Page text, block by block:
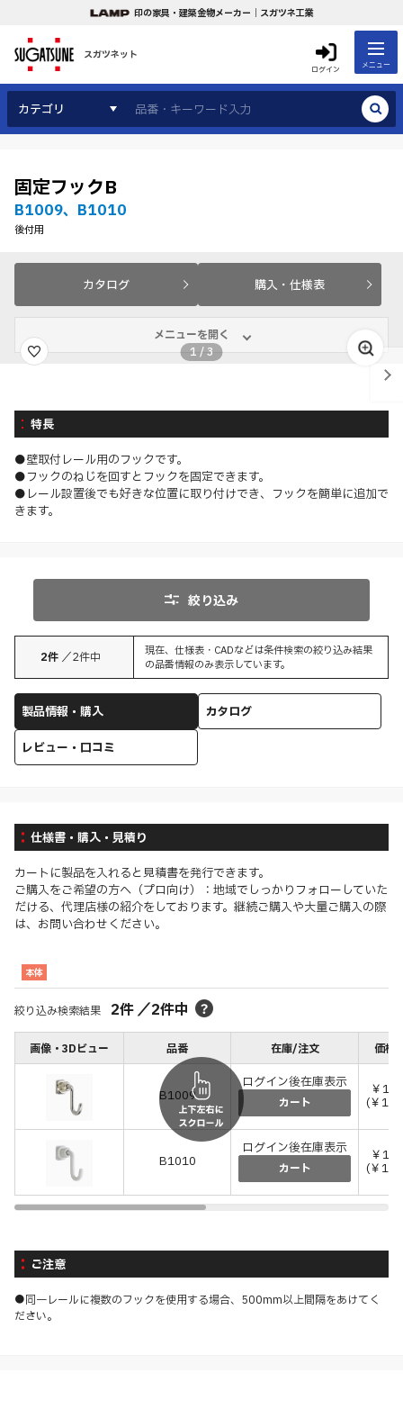
印の家具・建築金物メーカー｜スガツネ工業
スガツネット
ログイン メニュー
カテゴリ
固定フックB
B1009、B1010
後付用
カタログ 購入・仕様表
メニューを開く
1 /3
特長
●壁取付レール用のフックです。
●フックのねじを回すとフックを固定できます。
●レール設置後でも好きな位置に取り付けでき、フックを簡単に追加で
きます。
絞り込み
2件 ／2件中
現在、仕様表・CADなどは条件検索の絞り込み結果
の品番情報のみ表示しています。
製品情報・購入
カタログ
レビュー・口コミ
仕様書・購入・見積り
カートに製品を入れると見積書を発行できます。
ご購入をご希望の方へ（プロ向け）：地域でしっかりフォローしていた
だける、代理店様の紹介をしております。継続ご購入や大量ご購入の際
は、お問い合わせください。
本体
絞り込み検索結果 2件／2件中
画像・3Dビュー 品番 在庫/注文 価格(
B1009
ログイン後在庫表示
カート
￥
(￥
B1010
ログイン後在庫表示
カート
￥
(￥
ご注意
●同一レールに複数のフックを使用する場合、500mm以上間隔をあけてく
ださい。